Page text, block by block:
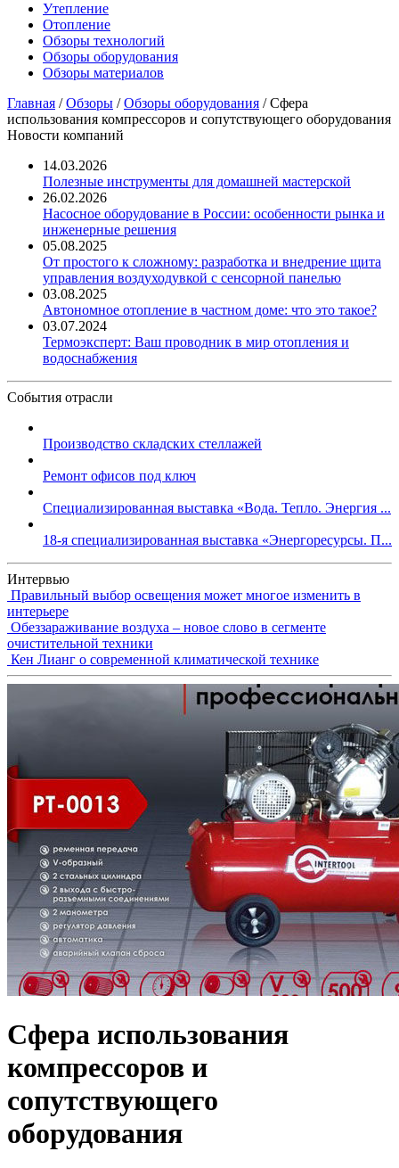
Утепление
Отопление
Обзоры технологий
Обзоры оборудования
Обзоры материалов
Главная /Обзоры /Обзоры оборудования /Сфера
использования компрессоров и сопутствующего оборудования
Новости компаний
14.03.2026
Полезные инструменты для домашней мастерской
26.02.2026
Насосное оборудование в России: особенности рынка и
инженерные решения
05.08.2025
От простого к сложному: разработка и внедрение щита
управления воздуходувкой с сенсорной панелью
03.08.2025
Автономное отопление в частном доме: что это такое?
03.07.2024
Термоэксперт: Ваш проводник в мир отопления и
водоснабжения
События отрасли
Производство складских стеллажей
Ремонт офисов под ключ
Специализированная выставка «Вода. Тепло. Энергия ...
18-я специализированная выставка «Энергоресурсы. П...
Интервью
Правильный выбор освещения может многое изменить в
интерьере
Обеззараживание воздуха – новое слово в сегменте
очистительной техники
Кен Лианг о современной климатической технике
Сфера использования
компрессоров и
сопутствующего
оборудования